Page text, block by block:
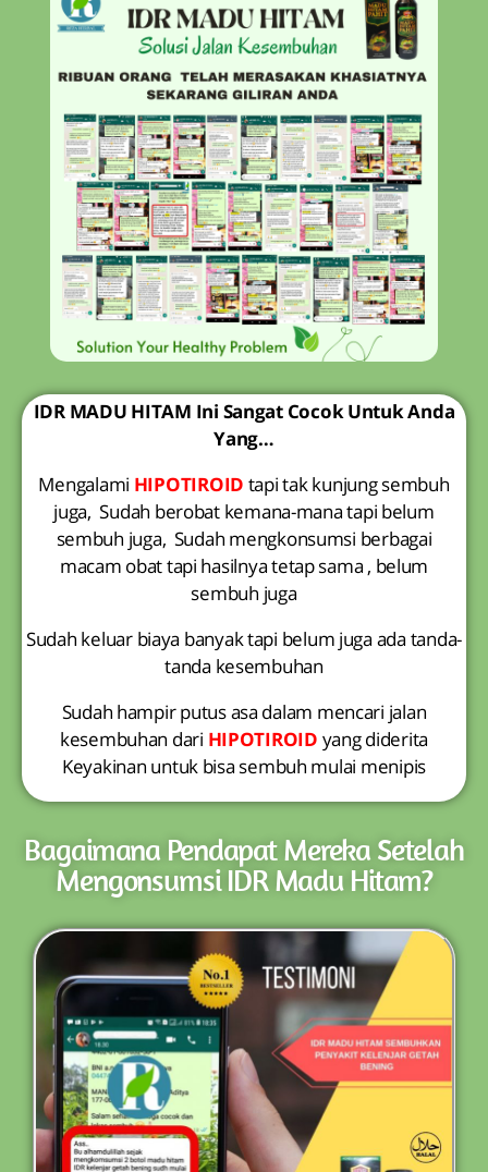
IDR MADU HITAM Ini Sangat Cocok Untuk Anda
Yang…
Mengalami HIPOTIROID tapi tak kunjung sembuh
juga, Sudah berobat kemana-mana tapi belum
sembuh juga, Sudah mengkonsumsi berbagai
macam obat tapi hasilnya tetap sama , belum
sembuh juga
Sudah keluar biaya banyak tapi belum juga ada tanda-
tanda kesembuhan
Sudah hampir putus asa dalam mencari jalan
kesembuhan dari HIPOTIROID yang diderita
Keyakinan untuk bisa sembuh mulai menipis
Bagaimana Pendapat Mereka Setelah
Mengonsumsi IDR Madu Hitam?